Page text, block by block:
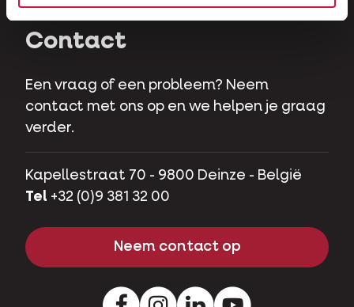
Contact
Een vraag of een probleem? Neem
contact met ons op en we helpen je graag
verder.
Kapellestraat 70 - 9800 Deinze - België
Tel +32 (0)9 381 32 00
Neem contact op
FacebookInstagramLinkedInYoutube